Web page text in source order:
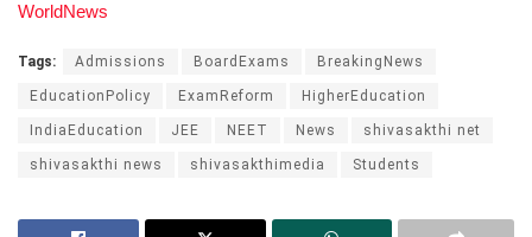
WorldNews
Tags: Admissions BoardExams BreakingNews
EducationPolicy ExamReform HigherEducation
IndiaEducation JEE NEET News shivasakthi net
shivasakthi news shivasakthimedia Students